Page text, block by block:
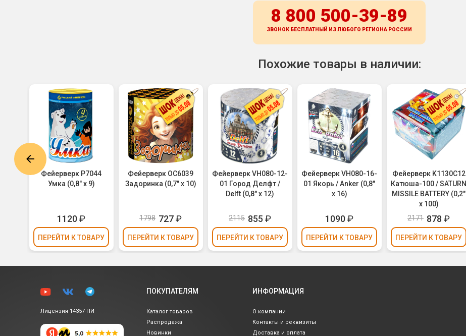
8 800 500-39-89
ЗВОНОК БЕСПЛАТНЫЙ ИЗ ЛЮБОГО РЕГИОНА РОССИИ
Похожие товары в наличии:
09-
Фейерверк Р7044
Умка (0,8" х 9)
1120₽
ПЕРЕЙТИ К ТОВАРУ
Фейерверк ОС6039
Задоринка (0,7" х 10)
1798 727₽
ПЕРЕЙТИ К ТОВАРУ
Фейерверк VH080-12-
01 Город Делфт /
Delft (0,8" х 12)
2115 855 ₽
ПЕРЕЙТИ К ТОВАРУ
Фейерверк VH080-16-
01 Якорь / Anker (0,8"
х 16)
1090₽
ПЕРЕЙТИ К ТОВАРУ
Фейерверк K1130C12
Катюша-100 / SATURN
MISSILE BATTERY (0,2"
х 100)
2171 878 ₽
ПЕРЕЙТИ К ТОВАРУ
Лицензия 14357-ПИ
ПОКУПАТЕЛЯМ
Каталог товаров
Распродажа
Новинки
ИНФОРМАЦИЯ
О компании
Контакты и реквизиты
Доставка и оплата